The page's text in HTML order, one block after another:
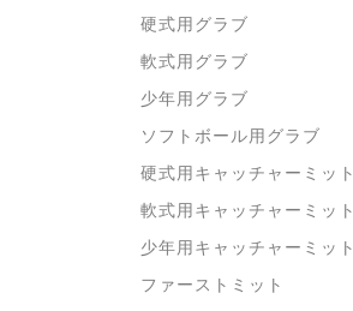
硬式用グラブ
軟式用グラブ
少年用グラブ
ソフトボール用グラブ
硬式用キャッチャーミット
軟式用キャッチャーミット
少年用キャッチャーミット
ファーストミット